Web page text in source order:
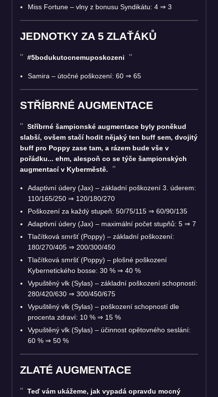
Miss Fortune – vlny z bonusu Syndikátu: 4 ⇒ 3
JEDNOTKY ZA 5 ZLAŤÁKŮ
#5bodukutocnemuposkozeni
Samira – útočné poškození: 60 ⇒ 65
STŘÍBRNÉ AUGMENTACE
Stříbrné šampionské augmentace byly poněkud
slabší, ovšem stačí hodit nějaký ten buff sem, dvojitý
buff pro Poppy zase tam, a rázem bude vše v
pořádku... ehm, alespoň co se týče šampionských
augmentací v Kyberměstě.
Adaptivní údery (Jax) – základní poškození 3. úderem:
110/165/250 ⇒ 120/180/270
Poškození za každý stupeň: 50/75/115 ⇒ 60/90/135
Adaptivní údery (Jax) – maximální počet stupňů: 5 ⇒ 7
Tlačítková smršť (Poppy) – základní poškození:
180/270/405 ⇒ 200/300/450
Tlačítková smršť (Poppy) – plošné poškození
Kybernetického bosse: 30 % ⇒ 40 %
Vypuštěný vlk (Sylas) – základní poškození schopností:
280/420/630 ⇒ 300/450/675
Vypuštěný vlk (Sylas) – poškození schopností dle
procenta zdraví: 10 % ⇒ 15 %
Vypuštěný vlk (Sylas) – účinnost opětovného seslání:
60 % ⇒ 50 %
ZLATÉ AUGMENTACE
Teď vám ukážeme, jak vypadá opravdu mocný